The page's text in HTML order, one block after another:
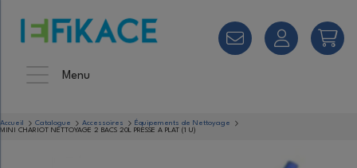
Menu
Accueil Catalogue Accessoires
Équipements de Nettoyage
MINI CHARIOT NETTOYAGE 2 BACS 20L PRESSE A PLAT (1 U)